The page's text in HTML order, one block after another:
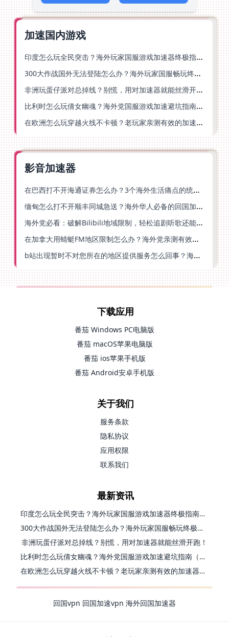
加速国内游戏
印度怎么玩全民突击？海外玩家国服游戏加速器终极指南（附原神延迟优化+精灵之境加速器选择）
300大作战国外无法登陆怎么办？海外玩家国服畅玩终极指南（附实测推荐）
非洲玩蛋仔派对总掉线？别慌，用对加速器就能丝滑开跑！
比利时怎么玩倩女幽魂？海外党国服游戏加速避坑指南（附实测推荐）
在欧洲怎么玩穿越火线不卡顿？老玩家亲测有效的加速器选择指南
影音加速器
在巴西打不开海通证券怎么办？3个海外生活痛点的统一解决方案
缅甸怎么打不开顺丰同城急送？海外华人必备的回国加速指南（附B站会员游戏解决方案）
海外党必看：破解Bilibili地域限制，轻松追剧听歌还能流畅理财的实用指南
在加拿大用蜻蜓FM地区限制怎么办？海外党亲测有效的回国加速方案
b站出现暂时不对您所在的地区提供服务怎么回事？海外党亲测有效的回国加速方案
下载应用
番茄 Windows PC电脑版
番茄 macOS苹果电脑版
番茄 ios苹果手机版
番茄 Android安卓手机版
关于我们
服务条款
隐私协议
应用权限
联系我们
最新资讯
印度怎么玩全民突击？海外玩家国服游戏加速器终极指南（附原神延迟优化+精灵之境加速器选择）
300大作战国外无法登陆怎么办？海外玩家国服畅玩终极指南（附实测推荐）
非洲玩蛋仔派对总掉线？别慌，用对加速器就能丝滑开跑！
比利时怎么玩倩女幽魂？海外党国服游戏加速避坑指南（附实测推荐）
在欧洲怎么玩穿越火线不卡顿？老玩家亲测有效的加速器选择指南
回国vpn 回国加速vpn 海外回国加速器